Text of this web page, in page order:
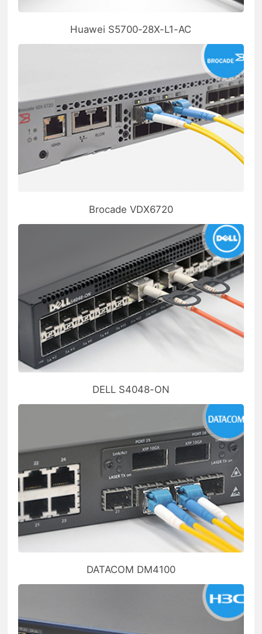
Huawei S5700-28X-L1-AC
Brocade VDX6720
DELL S4048-ON
DATACOM DM4100